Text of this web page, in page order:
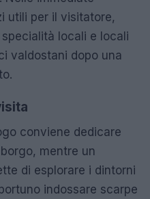
utili per il visitatore,
locali e locali
valdostani dopo una
conviene dedicare
mentre un
di esplorare i dintorni
indossare scarpe